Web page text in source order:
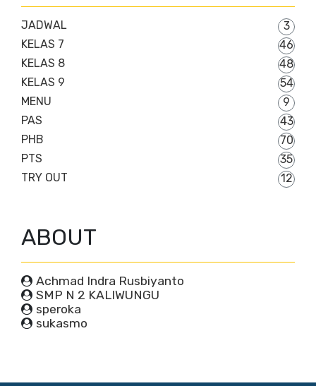
JADWAL
3
KELAS 7
46
KELAS 8
48
KELAS 9
54
MENU
9
PAS
43
PHB
70
PTS
35
TRY OUT
12
ABOUT
Achmad Indra Rusbiyanto
SMP N 2 KALIWUNGU
speroka
sukasmo